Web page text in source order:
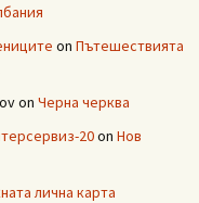
on Пътешествията
on Черна черква
20on Нов
лична карта